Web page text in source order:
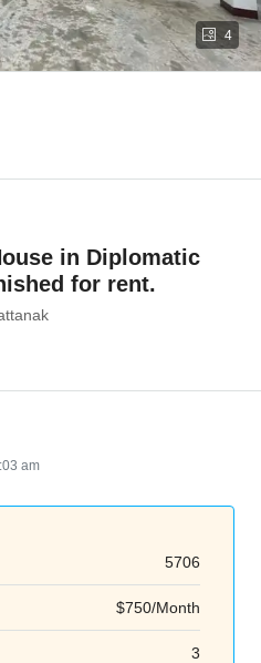
4
in Diplomatic
for rent.
am
5706
$750/Month
3